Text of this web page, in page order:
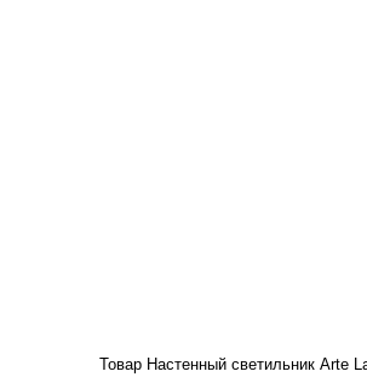
Товар Настенный светильник Arte